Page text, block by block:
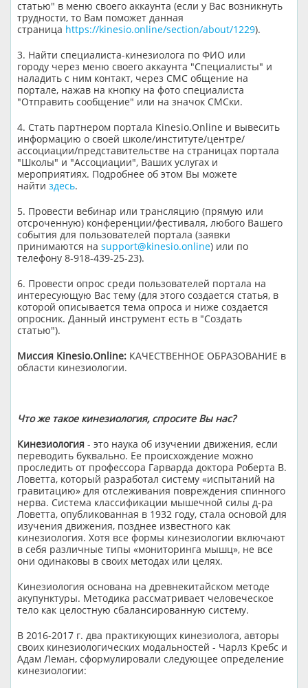
статью" в меню своего аккаунта (если у Вас возникнуть
трудности, то Вам поможет данная
страница https://kinesio.online/section/about/1229).
3. Найти специалиста-кинезиолога по ФИО или
городу через меню своего аккаунта "Специалисты" и
наладить с ним контакт, через СМС общение на
портале, нажав на кнопку на фото специалиста
"Отправить сообщение" или на значок СМСки.
4. Стать партнером портала Kinesio.Online и вывесить
информацию о своей школе/институте/центре/
ассоциации/представительстве на страницах портала
"Школы" и "Ассоциации", Ваших услугах и
мероприятиях. Подробнее об этом Вы можете
найтиздесь.
5. Провести вебинар или трансляцию (прямую или
отсроченную) конференции/фестиваля, любого Вашего
события для пользователей портала (заявки
принимаются наsupport@kinesio.online) или по
телефону 8-918-439-25-23).
6. Провести опрос среди пользователей портала на
интересующую Вас тему (для этого создается статья, в
которой описывается тема опроса и ниже создается
опросник. Данный инструмент есть в "Создать
статью").
Миссия Kinesio.Online: КАЧЕСТВЕННОЕ ОБРАЗОВАНИЕ в
области кинезиологии.
Что же такое кинезиология, спросите Вы нас?
Кинезиология - это наука об изучении движения, если
переводить буквально. Ее происхождение можно
проследить от профессора Гарварда доктора Роберта В.
Ловетта, который разработал систему «испытаний на
гравитацию» для отслеживания повреждения спинного
нерва. Система классификации мышечной силы д-ра
Ловетта, опубликованная в 1932 году, стала основой для
изучения движения, позднее известного как
кинезиология. Хотя все формы кинезиологии включают
в себя различные типы «мониторинга мышц», не все
они одинаковы в своих методах или целях.
Кинезиология основана на древнекитайском методе
акупунктуры. Методика рассматривает человеческое
тело как целостную сбалансированную систему.
В 2016-2017 г. два практикующих кинезиолога, авторы
своих кинезиологических модальностей - Чарлз Кребс и
Адам Леман, сформулировали следующее определение
кинезиологии: